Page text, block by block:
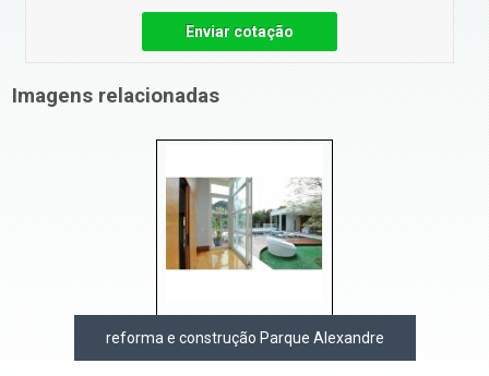
Enviar cotação
Imagens relacionadas
reforma e construção Parque Alexandre